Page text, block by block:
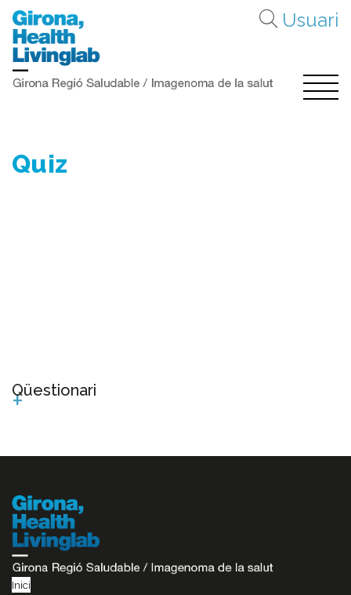
Buscar
Usuari
Quiz
Qüestionari
+
Inici